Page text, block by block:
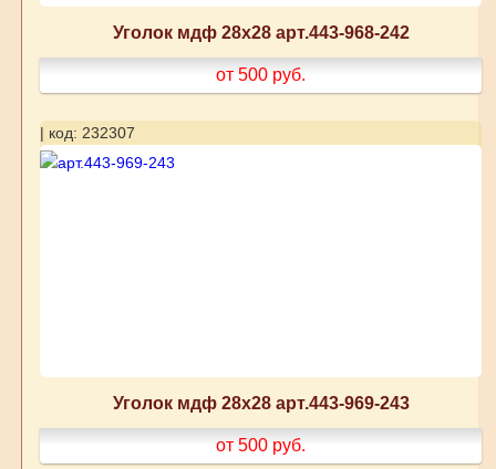
Уголок мдф 28х28 арт.443-968-242
от 500 руб.
| код: 232307
Уголок мдф 28х28 арт.443-969-243
от 500 руб.